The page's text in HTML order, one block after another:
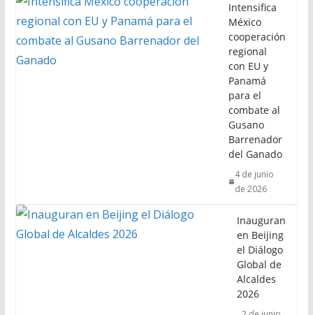
Intensifica
México
cooperación
regional
con EU y
Panamá
para el
combate al
Gusano
Barrenador
del Ganado
4 de junio
de 2026
Inauguran
en Beijing
el Diálogo
Global de
Alcaldes
2026